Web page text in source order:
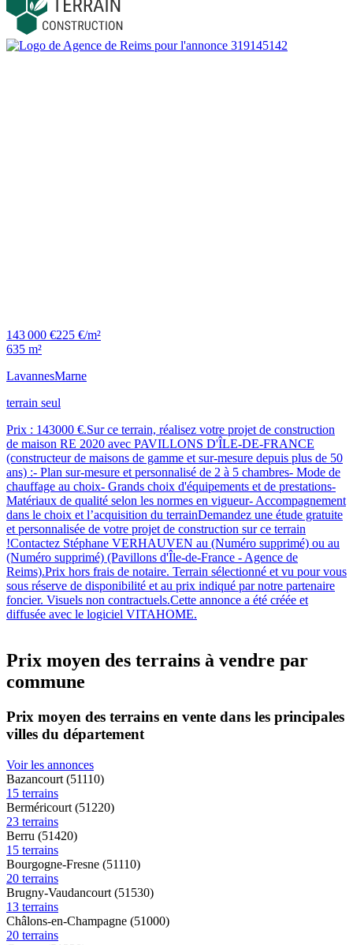
143 000 €225 €/m²
635 m²
LavannesMarne
terrain seul
Prix : 143000 €.Sur ce terrain, réalisez votre projet de construction
de maison RE 2020 avec PAVILLONS D'ÎLE-DE-FRANCE
(constructeur de maisons de gamme et sur-mesure depuis plus de 50
ans) :- Plan sur-mesure et personnalisé de 2 à 5 chambres- Mode de
chauffage au choix- Grands choix d'équipements et de prestations-
Matériaux de qualité selon les normes en vigueur- Accompagnement
dans le choix et l’acquisition du terrainDemandez une étude gratuite
et personnalisée de votre projet de construction sur ce terrain
!Contactez Stéphane VERHAUVEN au (Numéro supprimé) ou au
(Numéro supprimé) (Pavillons d'Île-de-France - Agence de
Reims).Prix hors frais de notaire. Terrain sélectionné et vu pour vous
sous réserve de disponibilité et au prix indiqué par notre partenaire
foncier. Visuels non contractuels.Cette annonce a été créée et
diffusée avec le logiciel VITAHOME.
Prix moyen des terrains à vendre par
commune
Prix moyen des terrains en vente dans les principales
villes du département
Voir les annonces
Bazancourt (51110)
15 terrains
Berméricourt (51220)
23 terrains
Berru (51420)
15 terrains
Bourgogne-Fresne (51110)
20 terrains
Brugny-Vaudancourt (51530)
13 terrains
Châlons-en-Champagne (51000)
20 terrains